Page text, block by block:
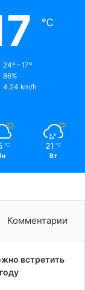
℃
24º - 17º
86%
4.24 km/h
℃ 21 ℃
Вт
Комментарии
встретить